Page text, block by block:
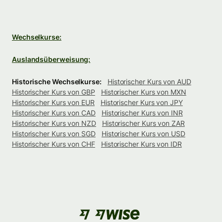
Wechselkurse:
Auslandsüberweisung:
Historische Wechselkurse:
Historischer Kurs von AUD
Historischer Kurs von GBP
Historischer Kurs von MXN
Historischer Kurs von EUR
Historischer Kurs von JPY
Historischer Kurs von CAD
Historischer Kurs von INR
Historischer Kurs von NZD
Historischer Kurs von ZAR
Historischer Kurs von SGD
Historischer Kurs von USD
Historischer Kurs von CHF
Historischer Kurs von IDR